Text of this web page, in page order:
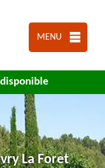
MENU
La Foret